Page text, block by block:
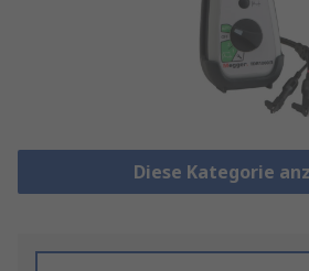
Diese Kategorie